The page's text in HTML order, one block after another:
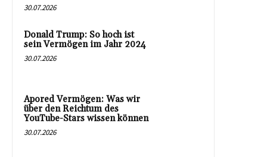
30.07.2026
Donald Trump: So hoch ist
sein Vermögen im Jahr 2024
30.07.2026
Apored Vermögen: Was wir
über den Reichtum des
YouTube-Stars wissen können
30.07.2026